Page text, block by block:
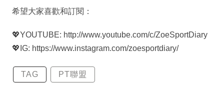
希望大家喜歡和訂閱：
💖YOUTUBE: http://www.youtube.com/c/ZoeSportDiary
💖IG: https://www.instagram.com/zoesportdiary/
TAG PT聯盟